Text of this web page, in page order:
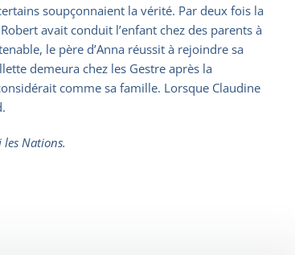
soupçonnaient la vérité. Par deux fois la
avait conduit l’enfant chez des parents à
le père d’Anna réussit à rejoindre sa
demeura chez les Gestre après la
comme sa famille. Lorsque Claudine
Nations.